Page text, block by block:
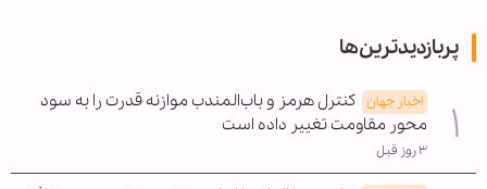
پربازدیدترین‌ها
اخبار جهان کنترل هرمز و باب‌المندب موازنه قدرت را به سود
محور مقاومت تغییر داده است
۳ روز قبل